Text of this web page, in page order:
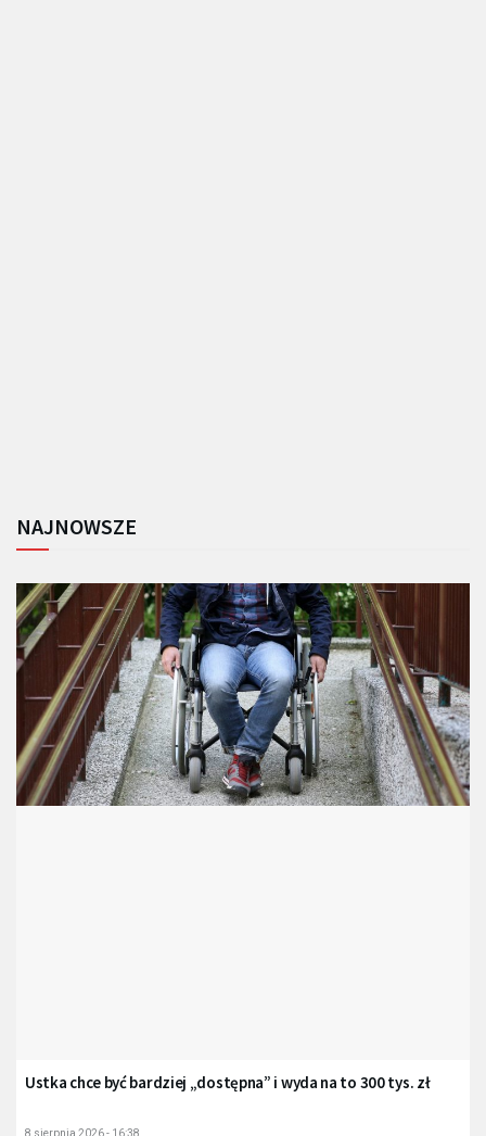
NAJNOWSZE
Ustka chce być bardziej „dostępna” i wyda na to 300 tys. zł
8 sierpnia 2026 - 16:38